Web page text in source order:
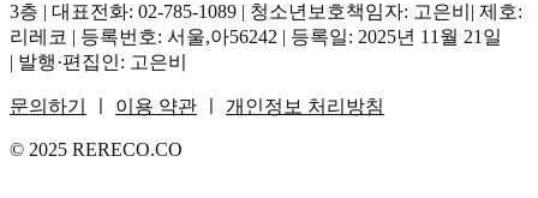
3층 | 대표전화: 02-785-1089 | 청소년보호책임자: 고은비| 제호:
리레코 | 등록번호: 서울,아56242 | 등록일: 2025년 11월 21일
| 발행·편집인: 고은비
문의하기 이용 약관 개인정보 처리방침
© 2025 RERECO.CO